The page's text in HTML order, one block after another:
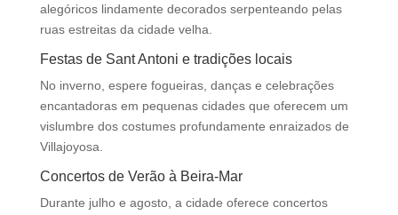
alegóricos lindamente decorados serpenteando pelas
ruas estreitas da cidade velha.
Festas de Sant Antoni e tradições locais
No inverno, espere fogueiras, danças e celebrações
encantadoras em pequenas cidades que oferecem um
vislumbre dos costumes profundamente enraizados de
Villajoyosa.
Concertos de Verão à Beira-Mar
Durante julho e agosto, a cidade oferece concertos